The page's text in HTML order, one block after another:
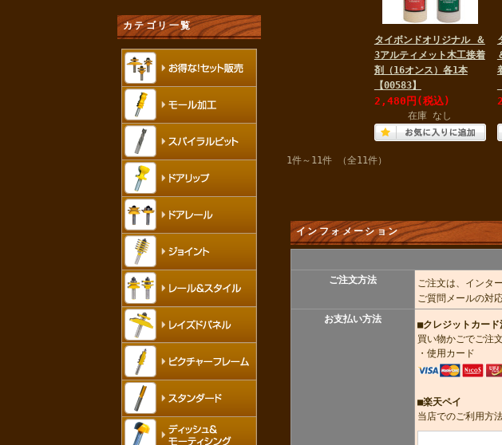
カテゴリ一覧
タイボンドオリジナル ＆
3アルティメット木工接着
剤（16オンス）各1本
【00583】
2,480円 (税込)
在庫 なし
1件～11件 （全11件）
インフォメーション
ご注文方法
ご注文は、インタ
ご質問メールの対
お支払い方法
■クレジットカード
買い物かごでご注
・使用カード
■楽天ペイ
当店でのご利用方